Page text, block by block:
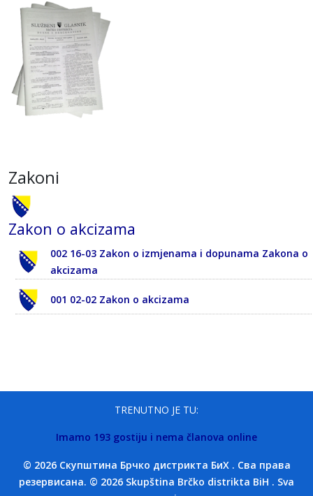
Zakoni
Zakon o akcizama
002 16-03 Zakon o izmjenama i dopunama Zakona o
akcizama
001 02-02 Zakon o akcizama
TRENUTNO JE TU:
Imamo 193 gostiju i nema članova online
© 2026 Скупштина Брчко дистрикта БиХ . Сва права
резервисана. © 2026 Skupština Brčko distrikta BiH . Sva